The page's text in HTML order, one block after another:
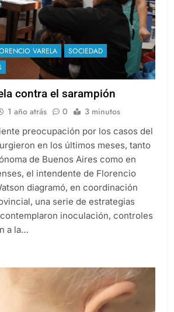
VARELA
SOCIEDAD
contra el sarampión
1 año atrás 0 3 minutos
preocupación por los casos del
en los últimos meses, tanto
de Buenos Aires como en
el intendente de Florencio
diagramó, en coordinación
una serie de estrategias
inoculación, controles
a la…